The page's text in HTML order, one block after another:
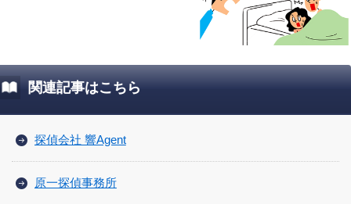
関連記事はこちら
探偵会社 響Agent
原一探偵事務所